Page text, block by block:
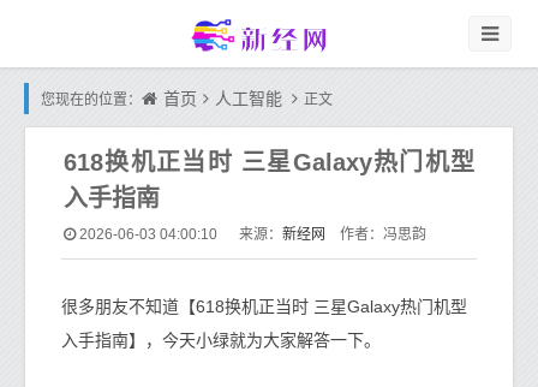
您现在的位置： 首页 人工智能 正文
618换机正当时 三星Galaxy热门机型
入手指南
2026-06-03 04:00:10 来源： 新经网 作者：冯思韵
很多朋友不知道【618换机正当时 三星Galaxy热门机型
入手指南】，今天小绿就为大家解答一下。